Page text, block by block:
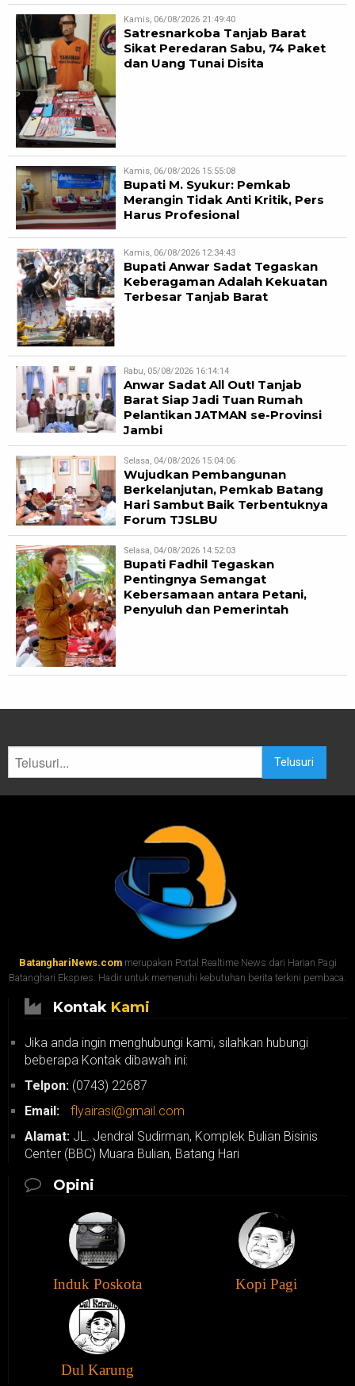
Kamis, 06/08/2026 21:49:40
Satresnarkoba Tanjab Barat
Sikat Peredaran Sabu, 74 Paket
dan Uang Tunai Disita
Kamis, 06/08/2026 15:55:08
Bupati M. Syukur: Pemkab
Merangin Tidak Anti Kritik, Pers
Harus Profesional
Kamis, 06/08/2026 12:34:43
Bupati Anwar Sadat Tegaskan
Keberagaman Adalah Kekuatan
Terbesar Tanjab Barat
Rabu, 05/08/2026 16:14:14
Anwar Sadat All Out! Tanjab
Barat Siap Jadi Tuan Rumah
Pelantikan JATMAN se-Provinsi
Jambi
Selasa, 04/08/2026 15:04:06
Wujudkan Pembangunan
Berkelanjutan, Pemkab Batang
Hari Sambut Baik Terbentuknya
Forum TJSLBU
Selasa, 04/08/2026 14:52:03
Bupati Fadhil Tegaskan
Pentingnya Semangat
Kebersamaan antara Petani,
Penyuluh dan Pemerintah
Telusuri
BatanghariNews.commerupakan Portal Realtime News dari Harian Pagi
Batanghari Ekspres. Hadir untuk memenuhi kebutuhan berita terkini pembaca.
Kontak Kami
Jika anda ingin menghubungi kami, silahkan hubungi
beberapa Kontak dibawah ini:
Telpon: (0743) 22687
Email:
flyairasi@gmail.com
Alamat: JL. Jendral Sudirman, Komplek Bulian Bisinis
Center (BBC) Muara Bulian, Batang Hari
Opini
Induk Poskota Kopi Pagi
Dul Karung